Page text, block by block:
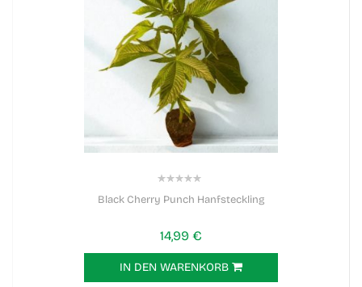
Black Cherry Punch Hanfsteckling
14,99 €
IN DEN WARENKORB